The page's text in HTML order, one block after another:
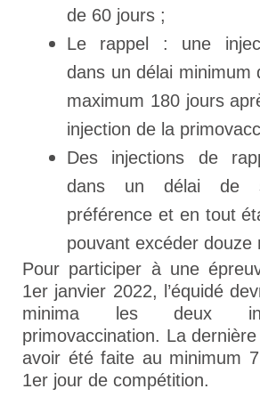
de 60 jours ;
Le rappel : une
dans un délai minimum
maximum 180 jours
injection de la
Des injections de
dans un délai de
préférence et en tout
pouvant excéder douze
Pour participer à une
1er janvier 2022, l’équidé
minima les deux
primovaccination. La
avoir été faite au minimum
1er jour de compétition.